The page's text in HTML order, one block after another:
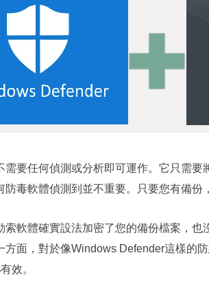
需要任何偵測或分析即可運作。它只需
防毒軟體偵測到並不重要。只要您有備份
索軟體確實設法加密了您的備份檔案，
方面，對於像Windows Defender這樣的
效。